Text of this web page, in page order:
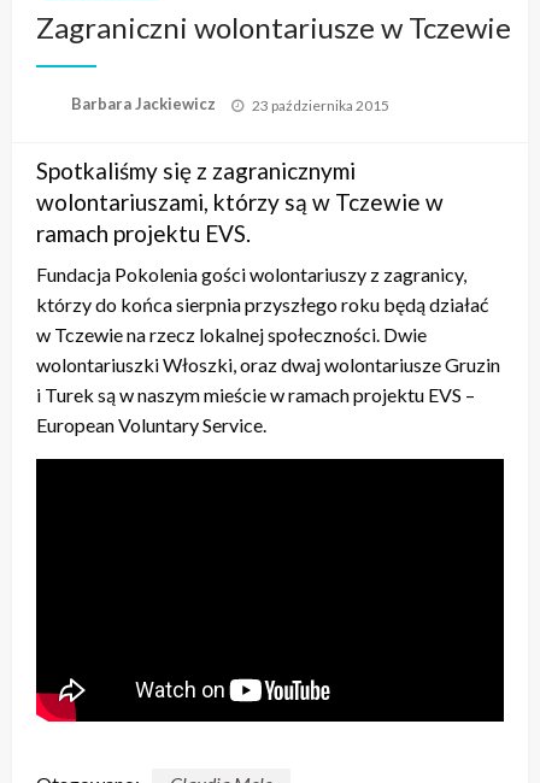
Zagraniczni wolontariusze w Tczewie
Barbara Jackiewicz
Opublikowane
23 października 2015
Spotkaliśmy się z zagranicznymi
wolontariuszami, którzy są w Tczewie w
ramach projektu EVS.
Fundacja Pokolenia gości wolontariuszy z zagranicy,
którzy do końca sierpnia przyszłego roku będą działać
w Tczewie na rzecz lokalnej społeczności. Dwie
wolontariuszki Włoszki, oraz dwaj wolontariusze Gruzin
i Turek są w naszym mieście w ramach projektu EVS –
European Voluntary Service.